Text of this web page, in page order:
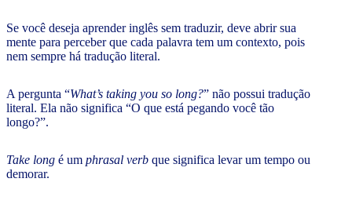
Se você deseja aprender inglês sem traduzir, deve abrir sua
mente para perceber que cada palavra tem um contexto, pois
nem sempre há tradução literal.
A pergunta “What’s taking you so long?” não possui tradução
literal. Ela não significa “O que está pegando você tão
longo?”.
Take long é um phrasal verb que significa levar um tempo ou
demorar.